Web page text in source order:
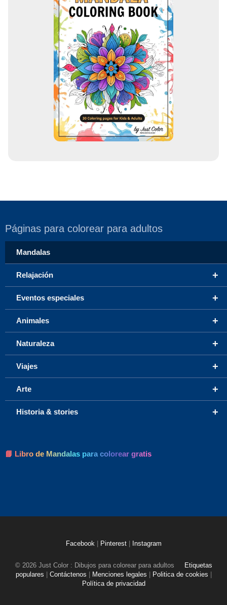
Páginas para colorear para adultos
Mandalas
+
Relajación
+
Eventos especiales
+
Animales
+
Naturaleza
+
Viajes
+
Arte
+
Historia & stories
📘 Libro de Mandalas para colorear gratis
Facebook Pinterest Instagram
© 2026 Just Color : Dibujos para colorear para adultos
Etiquetas
populares
Contáctenos Menciones legales Politica de cookies
Política de privacidad